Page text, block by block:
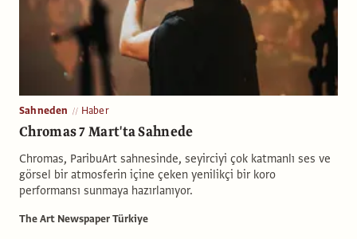
Sahneden Haber
Chromas 7 Mart'ta Sahnede
Chromas, ParibuArt sahnesinde, seyirciyi çok katmanlı ses ve
görsel bir atmosferin içine çeken yenilikçi bir koro
performansı sunmaya hazırlanıyor.
The Art Newspaper Türkiye